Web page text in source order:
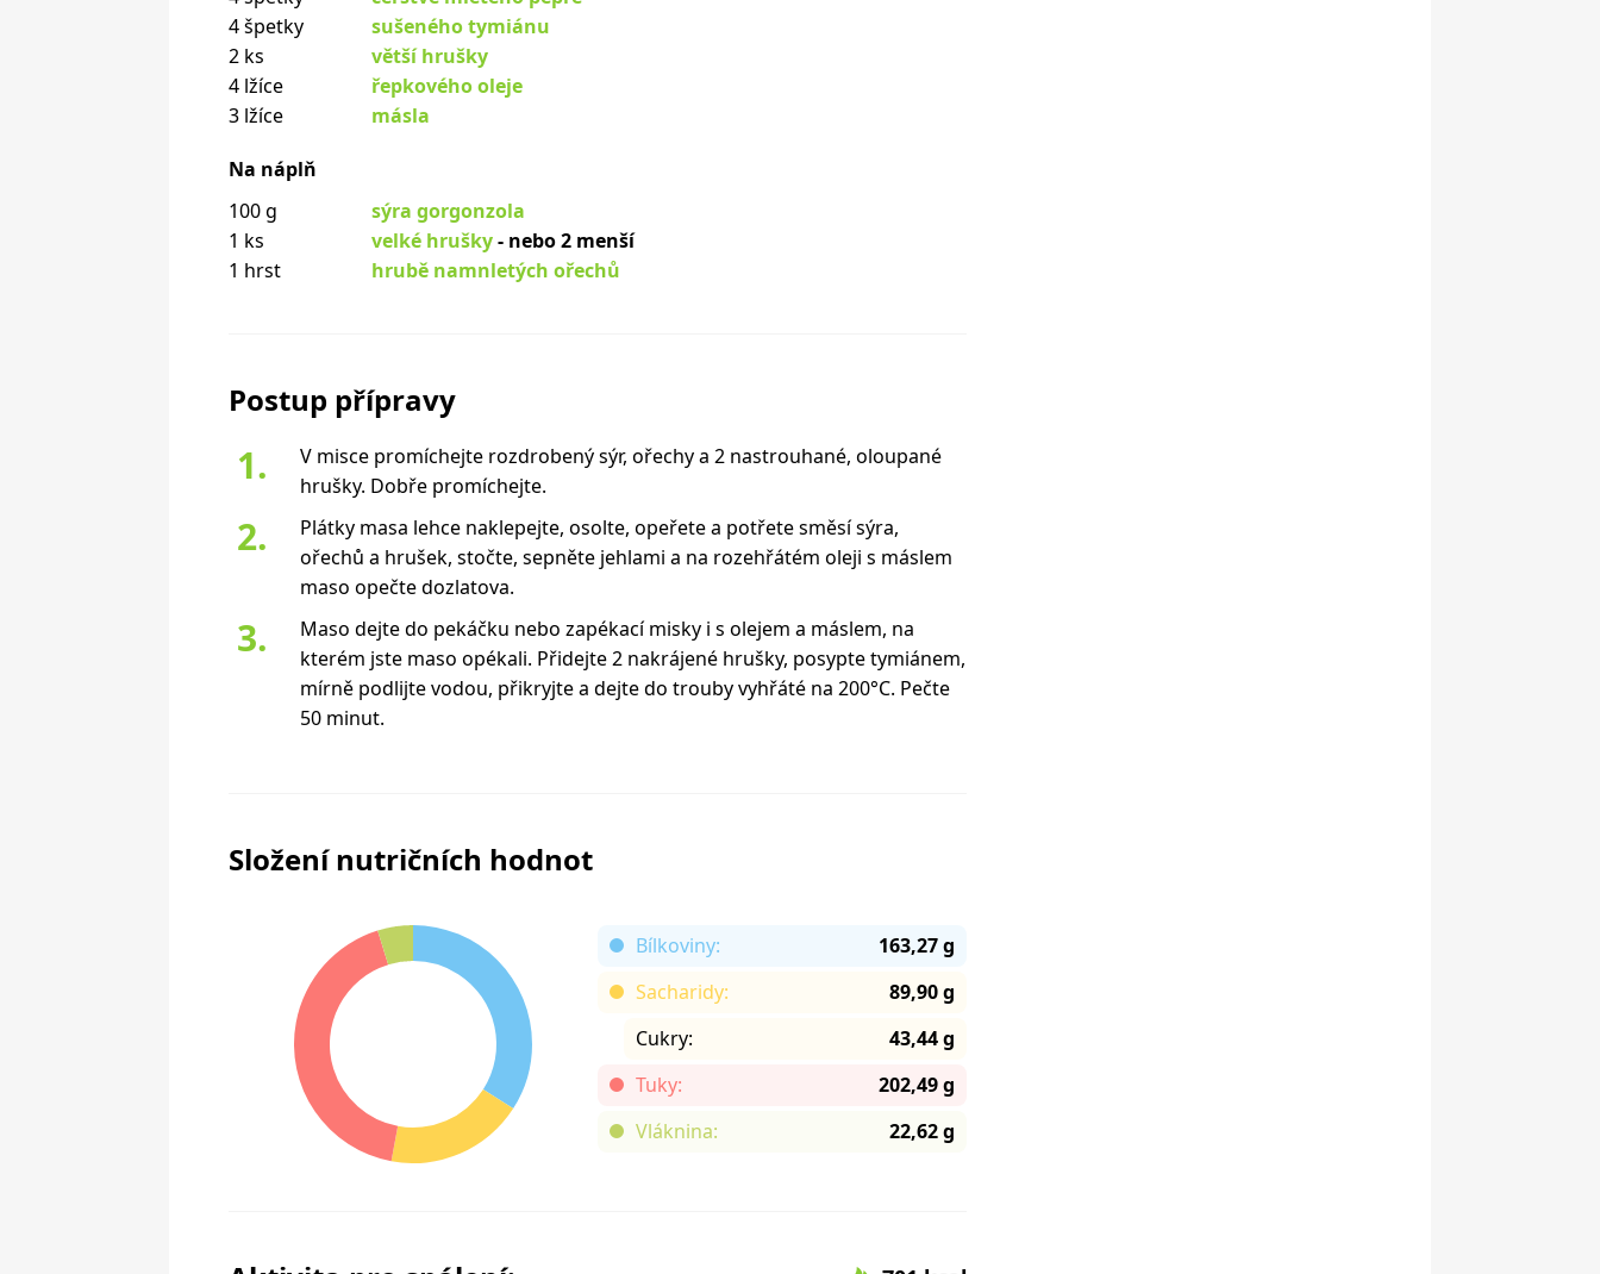
4 špetky
sušeného tymiánu
2 ks
větší hrušky
4 lžíce
řepkového oleje
3 lžíce
másla
Na náplň
100 g
sýra gorgonzola
1 ks
velké hrušky- nebo 2 menší
1 hrst
hrubě namnletých ořechů
Postup přípravy
V misce promíchejte rozdrobený sýr, ořechy a 2 nastrouhané, oloupané
hrušky. Dobře promíchejte.
Plátky masa lehce naklepejte, osolte, opeřete a potřete směsí sýra,
ořechů a hrušek, stočte, sepněte jehlami a na rozehřátém oleji s máslem
maso opečte dozlatova.
Maso dejte do pekáčku nebo zapékací misky i s olejem a máslem, na
kterém jste maso opékali. Přidejte 2 nakrájené hrušky, posypte tymiánem,
mírně podlijte vodou, přikryjte a dejte do trouby vyhřáté na 200°C. Pečte
50 minut.
Složení nutričních hodnot
Bílkoviny:
163,27 g
Sacharidy:
89,90 g
Cukry:
43,44 g
Tuky:
202,49 g
Vláknina:
22,62 g